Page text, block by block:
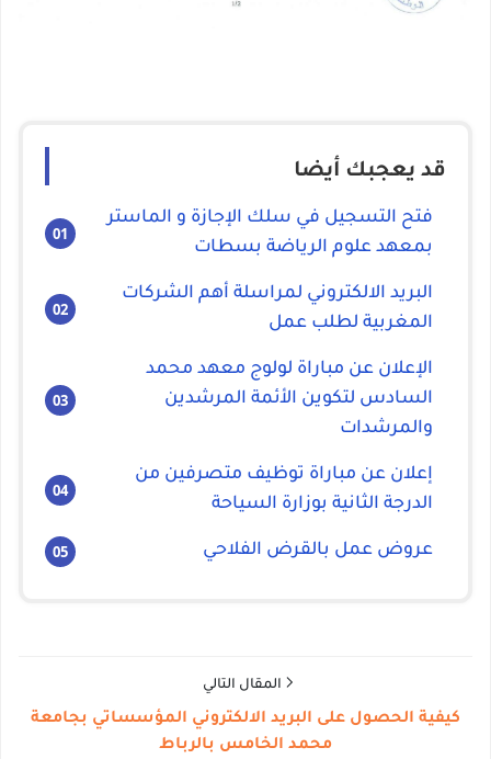
قد يعجبك أيضا
فتح التسجيل في سلك الإجازة و الماستر
بمعهد علوم الرياضة بسطات
البريد الالكتروني لمراسلة أهم الشركات
المغربية لطلب عمل
الإعلان عن مباراة لولوج معهد محمد
السادس لتكوين الأئمة المرشدين
والمرشدات
إعلان عن مباراة توظيف متصرفين من
الدرجة الثانية بوزارة السياحة
عروض عمل بالقرض الفلاحي
المقال التالي
كيفية الحصول على البريد الالكتروني المؤسساتي بجامعة
محمد الخامس بالرباط